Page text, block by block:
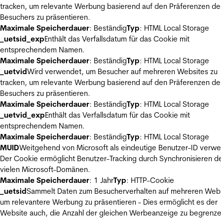
tracken, um relevante Werbung basierend auf den Präferenzen
Besuchers zu präsentieren.
Maximale Speicherdauer: BeständigTyp: HTML Local Storage
_uetsid_expEnthält das Verfallsdatum für das Cookie mit
entsprechendem Namen.
Maximale Speicherdauer: BeständigTyp: HTML Local Storage
_uetvidWird verwendet, um Besucher auf mehreren Websites zu
tracken, um relevante Werbung basierend auf den Präferenzen
Besuchers zu präsentieren.
Maximale Speicherdauer: BeständigTyp: HTML Local Storage
_uetvid_expEnthält das Verfallsdatum für das Cookie mit
entsprechendem Namen.
Maximale Speicherdauer: BeständigTyp: HTML Local Storage
MUIDWeitgehend von Microsoft als eindeutige Benutzer-ID
Der Cookie ermöglicht Benutzer-Tracking durch Synchronisieren
vielen Microsoft-Domänen.
Maximale Speicherdauer: 1 JahrTyp: HTTP-Cookie
_uetsidSammelt Daten zum Besucherverhalten auf mehreren
um relevantere Werbung zu präsentieren - Dies ermöglicht es der
Website auch, die Anzahl der gleichen Werbeanzeige zu